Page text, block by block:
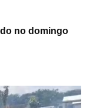
no domingo